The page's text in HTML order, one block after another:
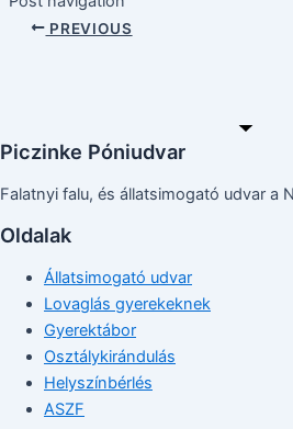
PREVIOUS
Piczinke Póniudvar
Falatnyi falu, és állatsimogató udvar a
Oldalak
Állatsimogató udvar
Lovaglás gyerekeknek
Gyerektábor
Osztálykirándulás
Helyszínbérlés
ASZF